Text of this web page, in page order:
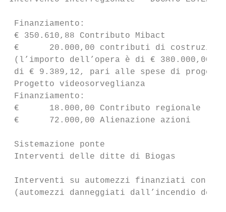
Finanziamento:
€ 350.610,88 Contributo Mibact
€      20.000,00 contributi di costruzione
(l’importo dell’opera è di € 380.000,00 il
di € 9.389,12, pari alle spese di
Progetto videosorveglianza
Finanziamento:
€      18.000,00 Contributo regionale
€      72.000,00 Alienazione azioni
Sistemazione ponte
Interventi delle ditte di Biogas
Interventi su automezzi finanziati con
(automezzi danneggiati dall’incendio del